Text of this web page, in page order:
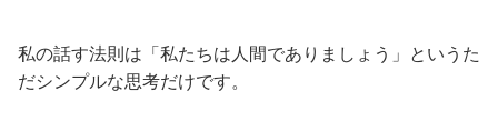
私の話す法則は「私たちは人間でありましょう」というた
だシンプルな思考だけです。